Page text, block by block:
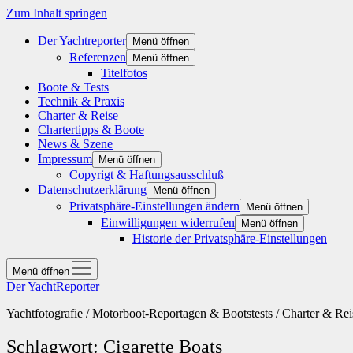
Zum Inhalt springen
Der Yachtreporter Menü öffnen
Referenzen Menü öffnen
Titelfotos
Boote & Tests
Technik & Praxis
Charter & Reise
Chartertipps & Boote
News & Szene
Impressum
Menü öffnen
Copyrigt & Haftungsausschluß
Datenschutzerklärung
Menü öffnen
Privatsphäre-Einstellungen ändern Menü öffnen
Einwilligungen widerrufen Menü öffnen
Historie der Privatsphäre-Einstellungen
Menü öffnen
Der YachtReporter
Yachtfotografie / Motorboot-Reportagen & Bootstests / Charter &
Schlagwort: Cigarette Boats